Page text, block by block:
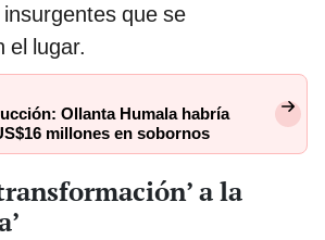
que se
el lugar.
Ollanta Humala habría
millones en sobornos
a la